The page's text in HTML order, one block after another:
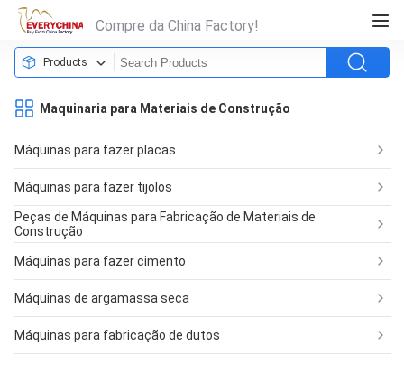
Compre da China Factory!
Products
Maquinaria para Materiais de Construção
Máquinas para fazer placas
Máquinas para fazer tijolos
Peças de Máquinas para Fabricação de Materiais de
Construção
Máquinas para fazer cimento
Máquinas de argamassa seca
Máquinas para fabricação de dutos